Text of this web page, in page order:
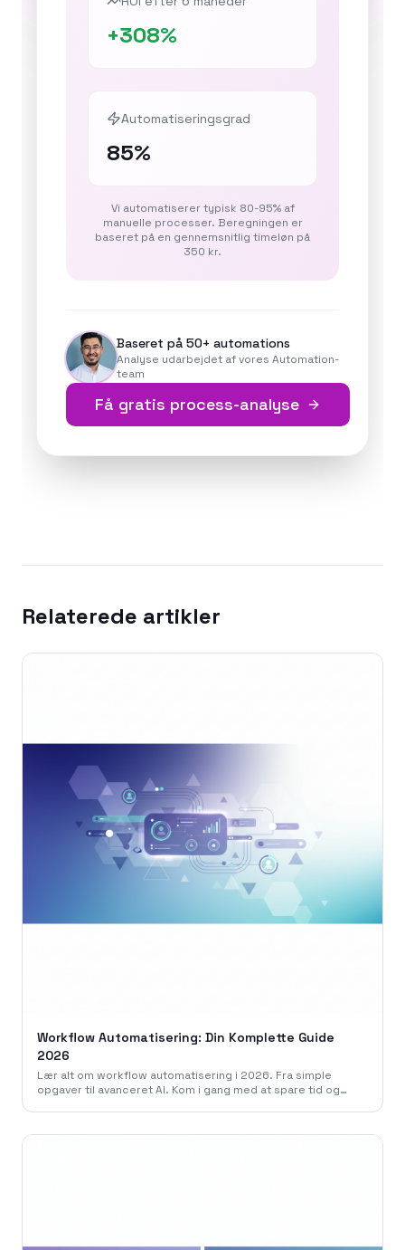
+308%
Automatiseringsgrad
85%
Vi automatiserer typisk 80-95% af
manuelle processer. Beregningen er
baseret på en gennemsnitlig timeløn på
350 kr.
Baseret på 50+ automations
Analyse udarbejdet af vores Automation-
team
Få gratis process-analyse
Relaterede artikler
Workflow Automatisering: Din Komplette Guide
2026
Lær alt om workflow automatisering i 2026. Fra simple
opgaver til avanceret AI. Kom i gang med at spare tid og